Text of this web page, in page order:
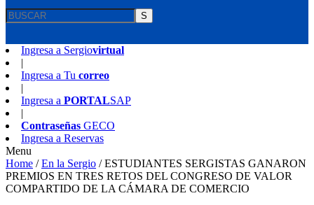
S
Ingresa a Sergiovirtual
|
Ingresa a Tu correo
|
Ingresa a PORTALSAP
|
Contraseñas GECO
Ingresa a Reservas
Menu
Home /En la Sergio /ESTUDIANTES SERGISTAS GANARON
PREMIOS EN TRES RETOS DEL CONGRESO DE VALOR
COMPARTIDO DE LA CÁMARA DE COMERCIO